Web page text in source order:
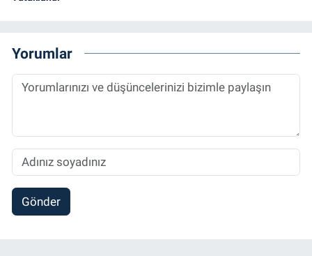
Yorumlar
Gönder